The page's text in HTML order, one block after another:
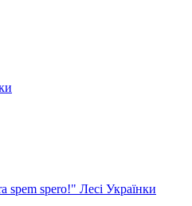
spem spero!" Лесі Українки